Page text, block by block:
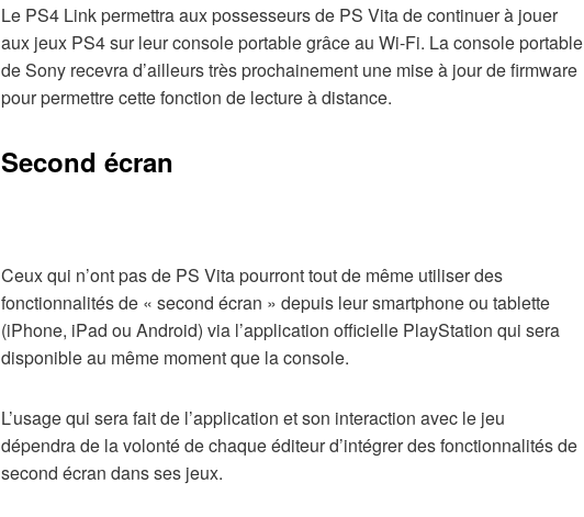
Le PS4 Link permettra aux possesseurs de PS Vita de continuer à jouer
aux jeux PS4 sur leur console portable grâce au Wi-Fi. La console portable
de Sony recevra d’ailleurs très prochainement une mise à jour de firmware
pour permettre cette fonction de lecture à distance.
Second écran
Ceux qui n’ont pas de PS Vita pourront tout de même utiliser des
fonctionnalités de « second écran » depuis leur smartphone ou tablette
(iPhone, iPad ou Android) via l’application officielle PlayStation qui sera
disponible au même moment que la console.
L’usage qui sera fait de l’application et son interaction avec le jeu
dépendra de la volonté de chaque éditeur d’intégrer des fonctionnalités de
second écran dans ses jeux.